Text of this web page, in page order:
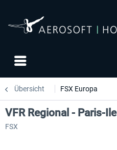
Übersicht FSX Europa
VFR Regional - Paris-
FSX